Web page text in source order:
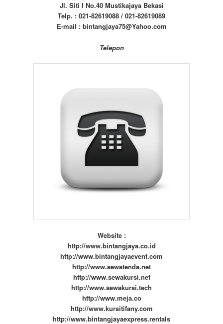
Jl. Siti I No.40 Mustikajaya Bekasi
Telp. : 021-82619088 / 021-82619089
E-mail : bintangjaya75@Yahoo.com
Telepon
Website :
http://www.bintangjaya.co.id
http://www.bintangjayaevent.com
http://www.sewatenda.net
http://www.sewakursi.net
http://www.sewakursi.tech
http://www.meja.co
http://www.kursitifany.com
http://www.bintangjayaexpress.rentals